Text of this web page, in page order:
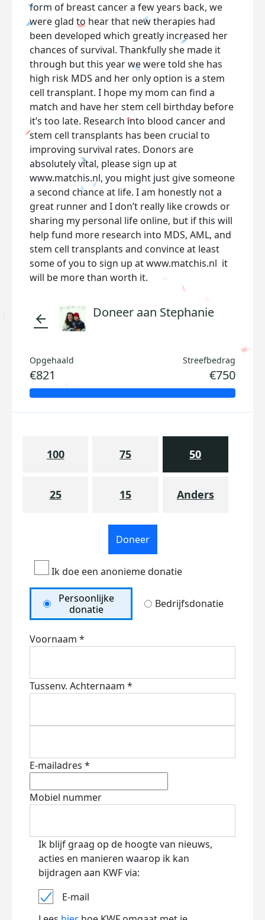
form of breast cancer a few years back, we
were glad to hear that new therapies had
been developed which greatly increased her
chances of survival. Thankfully she made it
through but this year we were told she has
high risk MDS and her only option is a stem
cell transplant. I hope my mom can find a
match and have her stem cell birthday before
it’s too late. Research into blood cancer and
stem cell transplants has been crucial to
improving survival rates. Donors are
absolutely vital, please sign up at
www.matchis.nl, you might just give someone
a second chance at life. I am honestly not a
great runner and I don’t really like crowds or
sharing my personal life online, but if this will
help fund more research into MDS, AML, and
stem cell transplants and convince at least
some of you to sign up at www.matchis.nl it
will be more than worth it.
arrow_back Doneer aan Stephanie
Opgehaald
€821
Streefbedrag
€750
100 75 50
25 15 Anders
Doneer
Ik doe een anonieme donatie
Persoonlijke
donatie
Bedrijfsdonatie
Voornaam *
Tussenv. Achternaam *
E-mailadres *
Mobiel nummer
Ik blijf graag op de hoogte van nieuws,
acties en manieren waarop ik kan
bijdragen aan KWF via:
E-mail